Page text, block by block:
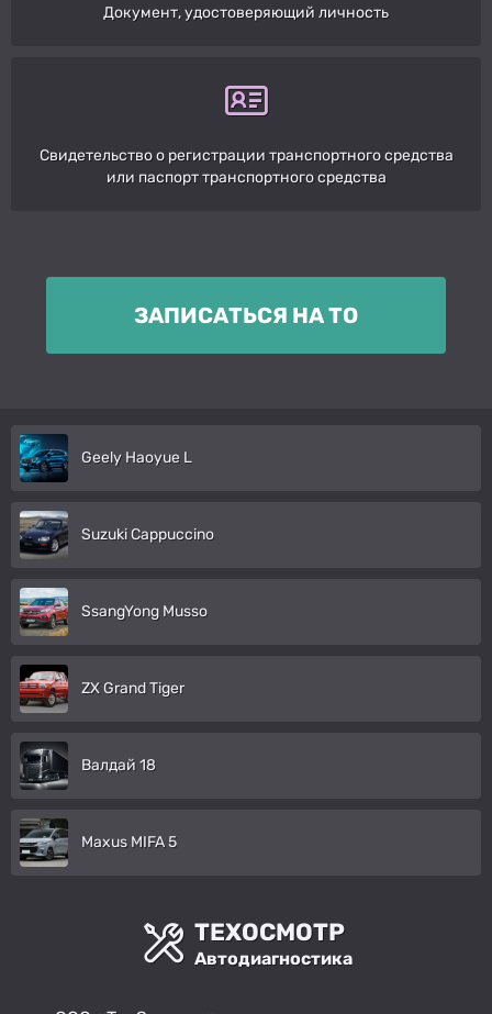
Документ, удостоверяющий личность
Свидетельство о регистрации транспортного средства
или паспорт транспортного средства
ЗАПИСАТЬСЯ НА ТО
Geely Haoyue L
Suzuki Cappuccino
SsangYong Musso
ZX Grand Tiger
Валдай 18
Maxus MIFA 5
ТЕХОСМОТР
Автодиагностика